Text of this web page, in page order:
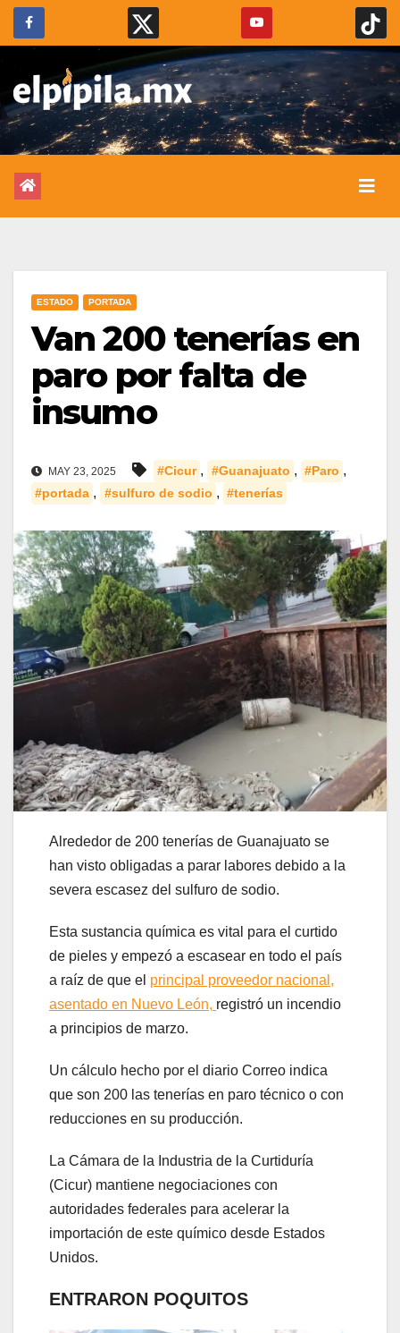
ESTADO PORTADA
Van 200 tenerías en
paro por falta de
insumo
MAY 23, 2025 #Cicur , #Guanajuato , #Paro ,
#portada , #sulfuro de sodio , #tenerías
Alrededor de 200 tenerías de Guanajuato se
han visto obligadas a parar labores debido a la
severa escasez del sulfuro de sodio.
Esta sustancia química es vital para el curtido
de pieles y empezó a escasear en todo el país
a raíz de que el principal proveedor nacional,
asentado en Nuevo León, registró un incendio
a principios de marzo.
Un cálculo hecho por el diario Correo indica
que son 200 las tenerías en paro técnico o con
reducciones en su producción.
La Cámara de la Industria de la Curtiduría
(Cicur) mantiene negociaciones con
autoridades federales para acelerar la
importación de este químico desde Estados
Unidos.
ENTRARON POQUITOS